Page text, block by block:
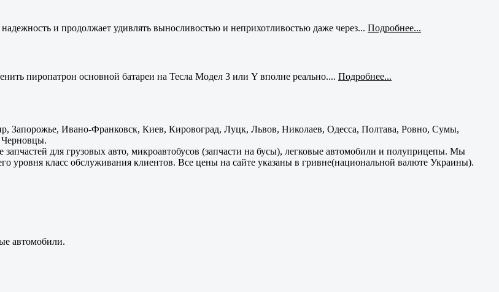
и продолжает удивлять выносливостью и неприхотливостью даже через... Подробнее...
пиропатрон основной батареи на Тесла Модел 3 или Y вполне реально.... Подробнее...
Ивано-Франковск, Киев, Кировоград, Луцк, Львов, Николаев, Одесса, Полтава, Ровно, Сумы,
для грузовых авто, микроавтобусов (запчасти на бусы), легковые автомобили и полуприцепы. Мы
уровня класс обслуживания клиентов. Все цены на сайте указаны в гривне(национальной валюте Украины).
автомобили.